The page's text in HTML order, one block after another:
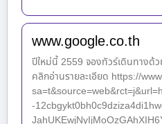
www.google.co.th
ปีใหม่นี้ 2559 จองทัวร์เดินทางด้
คลิกอ่านรายละเอียด https://
-